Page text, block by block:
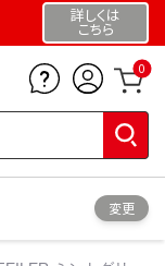
詳しくは
こちら
0
変更